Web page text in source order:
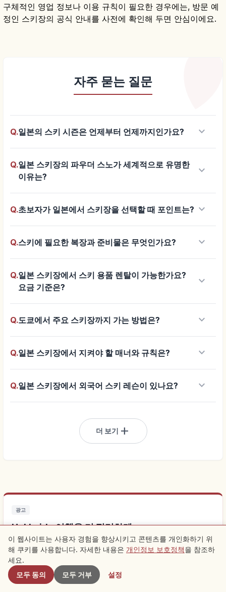
구체적인 영업 정보나 이용 규칙이 필요한 경우에는, 방문 예
정인 스키장의 공식 안내를 사전에 확인해 두면 안심이에요.
자주 묻는 질문
Q.일본의 스키 시즌은 언제부터 언제까지인가요? keyboard_arrow_down
Q.일본 스키장의 파우더 스노가 세계적으로 유명한
이유는?
keyboard_arrow_down
Q.초보자가 일본에서 스키장을 선택할 때 포인트는? keyboard_arrow_down
Q.스키에 필요한 복장과 준비물은 무엇인가요? keyboard_arrow_down
Q.일본 스키장에서 스키 용품 렌탈이 가능한가요?
요금 기준은?
keyboard_arrow_down
Q.도쿄에서 주요 스키장까지 가는 방법은? keyboard_arrow_down
Q.일본 스키장에서 지켜야 할 매너와 규칙은? keyboard_arrow_down
Q.일본 스키장에서 외국어 스키 레슨이 있나요? keyboard_arrow_down
더 보기 add
광고
Hokkaido 여행을 더 편리하게
가까운 곳에 묵으면 관광이 훨씬 편해집니다. 현지 체험도 함께
확인해 보세요.
근처 스팟
이 웹사이트는 사용자 경험을 향상시키고 콘텐츠를 개인화하기 위
해 쿠키를 사용합니다. 자세한 내용은 개인정보 보호정책을 참조하
세요.
모두 동의
모두 거부 설정